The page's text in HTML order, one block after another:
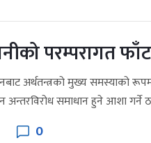
परम्परागत
अर्थतन्त्रको मुख्य समस्याको
अन्तरविरोध समाधान हुने आशा गर्ने
0